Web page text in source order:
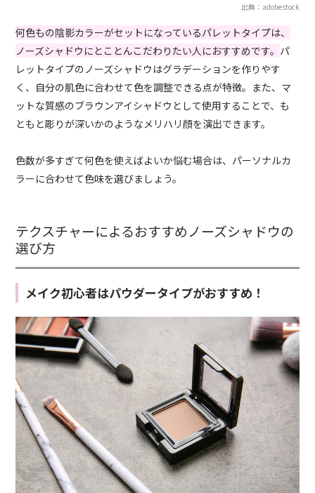
出典：adobestock
何色もの陰影カラーがセットになっているパレットタイプは、
ノーズシャドウにとことんこだわりたい人におすすめです。 パ
レットタイプのノーズシャドウはグラデーションを作りやす
く、自分の肌色に合わせて色を調整できる点が特徴。また、マ
ットな質感のブラウンアイシャドウとして使用することで、も
ともと彫りが深いかのようなメリハリ顔を演出できます。
色数が多すぎて何色を使えばよいか悩む場合は、パーソナルカ
ラーに合わせて色味を選びましょう。
テクスチャーによるおすすめノーズシャドウの
選び方
メイク初心者はパウダータイプがおすすめ！